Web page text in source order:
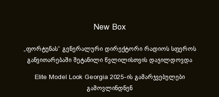
New Box
„ფორტუნას“ გენერალური დირექტორი რადიოს სფეროს
განვითარებაში შეტანილი წვლილისთვის დაჯილდოვდა
Elite Model Look Georgia 2025-ის გამარჯვებულები
გამოვლინდნენ